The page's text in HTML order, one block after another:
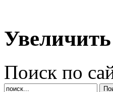
Поиск по